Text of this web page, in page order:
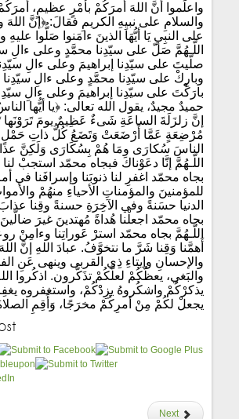
واعلَموا أنَّ اللهَ أمرَكُمْ بأمْرٍ عظيمٍ،
والسلامِ على نبيِهِ الكريمِ فقالَ: ﴿إنَّ اللهَ
على النبِيِ يَا أيُّهَا الذينَ ءامَنوا صَلُّوا عليهِ
اللّـهُمَّ صَلّ على سيّدِنا محمَّدٍ وعلى ءالِ
صلّيتَ على سيّدِنا إبراهيمَ وعلى ءالِ
وبارِكْ على سيّدِنا محمَّدٍ وعلى ءالِ
بارَكْتَ على سيّدِنا إبراهيمَ وعلى ءالِ
حميدٌ مجيدٌ، يقول الله تعالى: ﴿يا أيُّها
إنَّ زلزَلَةَ الساعَةِ شَىءٌ عَظِيمٌ يومَ
مُرْضِعَةٍ عَمَّا أَرْضَعَتْ وَتَضَعُ كُلُّ ذاتِ حَمْلٍ
الناسَ سُكارَى ومَا هُمْ بِسُكَارَى وَلَكِنَّ
اللّـهُمَّ إنَّا دعَوْناكَ فبجاه محمّد استجبْ لنا
بجاه محمّد اغفرِ لنا ذنوبَنا وإسرافَنا في
للمؤمنينَ والمؤمناتِ الأحياءِ منهُمْ
الدنيا حسَنةً وفي الآخِرَةِ حسنةً وقِنا عذابَ
بجاه محمّد اجعلْنا هُداةً مُهتدينَ غيرَ
اللّـهُمَّ بجاه محمّد استرْ عَوراتِنا وءامِنْ
أَهمَّنا وَقِنا شَرَّ ما نتخوَّفُ. عبادَ اللهِ إنَّ
والإحسانِ وإيتاءِ ذِي القربى وينهى عَنِ
والبَغي، يعظُكُمْ لعلَّكُمْ تذَكَّرون. اذكُروا
يذكرْكُمْ واشكُروهُ يزِدْكُمْ، واستغفروه
يجعلْ لكُمْ مِنْ أمرِكُمْ مخرَجًا، وَأَقِمِ
Next